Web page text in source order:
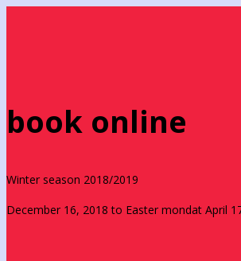
book online
Winter season 2018/2019
December 16, 2018 to Easter mondat April